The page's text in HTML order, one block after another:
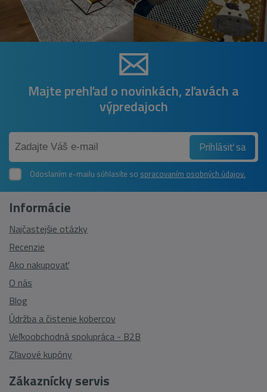
Majte prehľad o novinkách, zľavách a
výpredajoch
Prihlásiť sa
Odoslaním e-mailu súhlasíte so spracovaním osobných údajov.
Zákaznícky servis
Informácie
Najčastejšie otázky
Recenzie
Ako nakupovať
O nás
Blog
Údržba a čistenie kobercov
Veľkoobchodná spolupráca - B2B
Zľavové kupóny